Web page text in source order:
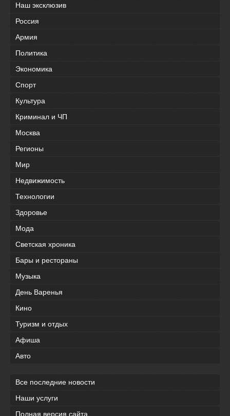
Наш эксклюзив
Россия
Армия
Политика
Экономика
Спорт
Культура
Криминал и ЧП
Москва
Регионы
Мир
Недвижимость
Технологии
Здоровье
Мода
Светская хроника
Бары и рестораны
Музыка
День Варенья
Кино
Туризм и отдых
Афиша
Авто
Все последние новости
Наши услуги
Полная версия сайта